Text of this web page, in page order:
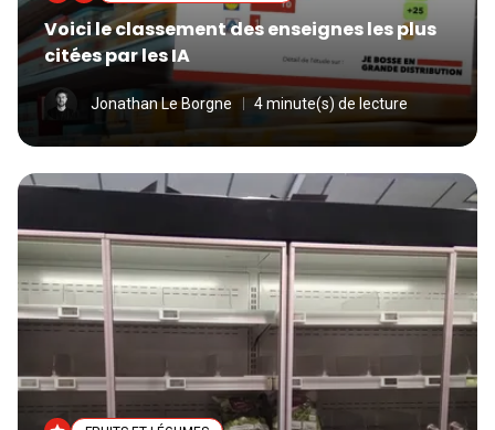
Voici le classement des enseignes les plus
citées par les IA
Jonathan Le Borgne 4 minute(s) de lecture